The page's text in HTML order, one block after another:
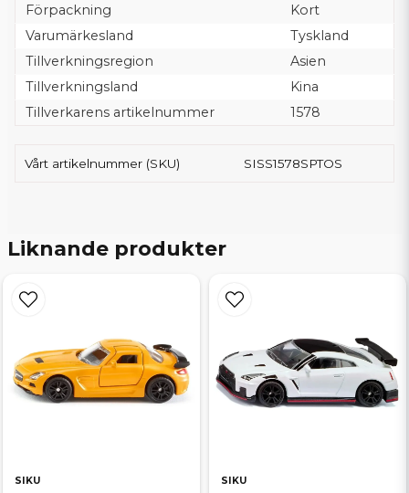
Förpackning
Kort
Varumärkesland
Tyskland
Tillverkningsregion
Asien
Tillverkningsland
Kina
Tillverkarens artikelnummer
1578
Vårt artikelnummer (SKU) SISS1578SPTOS
Liknande produkter
SIKU SIKU